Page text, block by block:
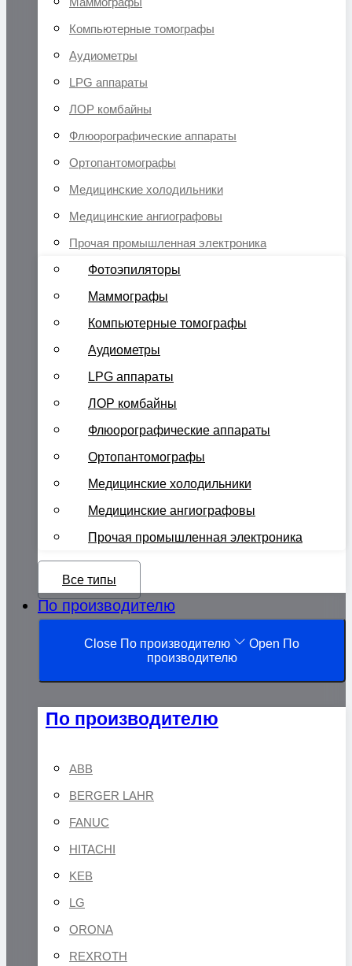
Компьютерные томографы
Аудиометры
LPG аппараты
ЛОР комбайны
Флюорографические аппараты
Ортопантомографы
Медицинские холодильники
Медицинские ангиографовы
Прочая промышленная электроника
Фотоэпиляторы
Маммографы
Компьютерные томографы
Аудиометры
LPG аппараты
ЛОР комбайны
Флюорографические аппараты
Ортопантомографы
Медицинские холодильники
Медицинские ангиографовы
Прочая промышленная электроника
Все типы
По производителю
Close По производителю
Open По
производителю
По производителю
ABB
BERGER LAHR
FANUC
HITACHI
KEB
LG
ORONA
REXROTH